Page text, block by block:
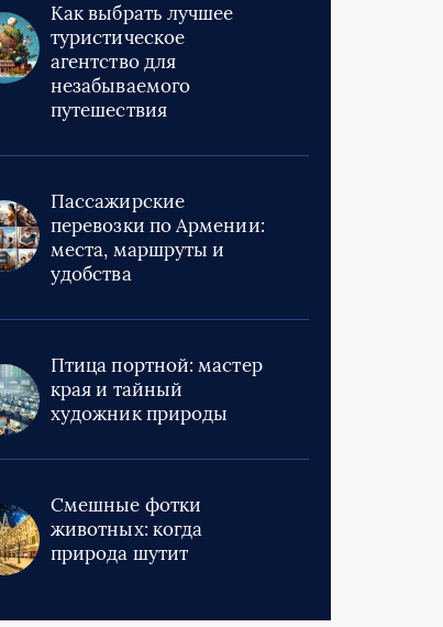
Как выбрать лучшее
туристическое
агентство для
незабываемого
путешествия
Пассажирские
перевозки по Армении:
места, маршруты и
удобства
Птица портной: мастер
края и тайный
художник природы
Смешные фотки
животных: когда
природа шутит